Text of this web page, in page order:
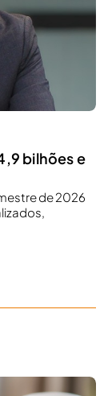
bilhões e
de 2026